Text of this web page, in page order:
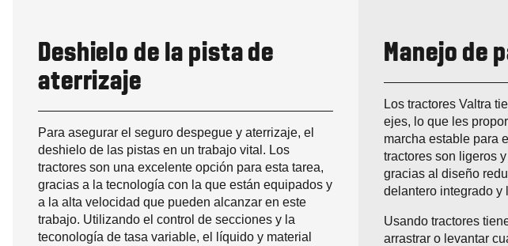
Deshielo de la pista de
aterrizaje
Para asegurar el seguro despegue y aterrizaje, el
deshielo de las pistas en un trabajo vital. Los
tractores son una excelente opción para esta tarea,
gracias a la tecnología con la que están equipados y
a la alta velocidad que pueden alcanzar en este
trabajo. Utilizando el control de secciones y la
teconología de tasa variable, el líquido y material
Manejo de
Los tractores Valtra
ejes, lo que les
marcha estable para
tractores son ligeros
gracias al diseño
delantero integrado y
Usando tractores
arrastrar o levantar